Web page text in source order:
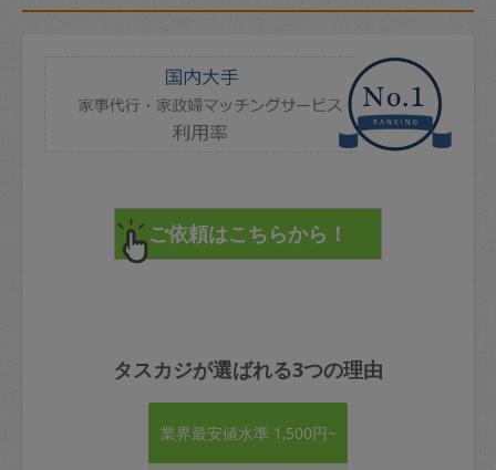
タスカジが選ばれる3つの理由
業界最安値水準 1,500円~